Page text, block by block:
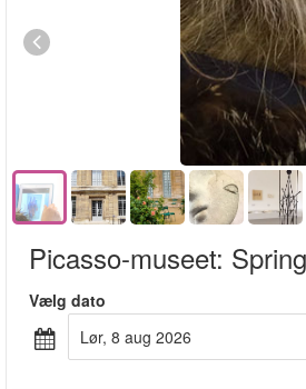
Picasso-museet:
Vælg dato
lør, 8 aug 2026